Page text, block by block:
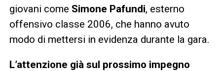
giovani come Simone Pafundi, esterno
offensivo classe 2006, che hanno avuto
modo di mettersi in evidenza durante la gara.
L’attenzione già sul prossimo impegno